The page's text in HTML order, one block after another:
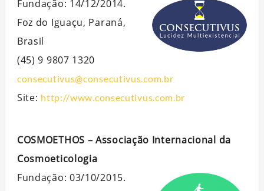
Fundação: 14/12/2014.
Foz do Iguaçu, Paraná,
Brasil
(45) 9 9807 1320
consecutivus@consecutivus.com.br
Site: http://www.consecutivus.com.br
COSMOETHOS – Associação Internacional da
Cosmoeticologia
Fundação: 03/10/2015.